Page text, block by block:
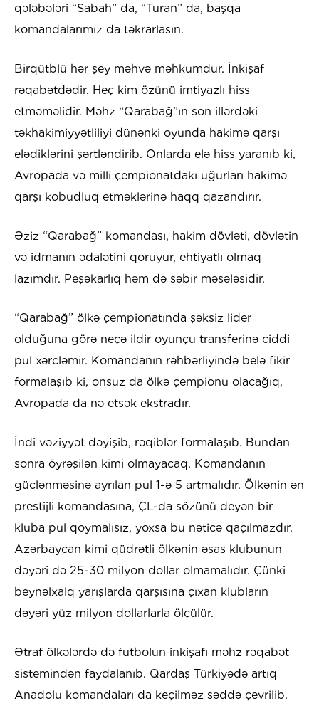
qələbələri “Sabah” da, “Turan” da, başqa
komandalarımız da təkrarlasın.
Birqütblü hər şey məhvə məhkumdur. İnkişaf
rəqabətdədir. Heç kim özünü imtiyazlı hiss
etməməlidir. Məhz “Qarabağ”ın son illərdəki
təkhakimiyyətliliyi dünənki oyunda hakimə qarşı
elədiklərini şərtləndirib. Onlarda elə hiss yaranıb ki,
Avropada və milli çempionatdakı uğurları hakimə
qarşı kobudluq etməklərinə haqq qazandırır.
Əziz “Qarabağ” komandası, hakim dövləti, dövlətin
və idmanın ədalətini qoruyur, ehtiyatlı olmaq
lazımdır. Peşəkarlıq həm də səbir məsələsidir.
“Qarabağ” ölkə çempionatında şəksiz lider
olduğuna görə neçə ildir oyunçu transferinə ciddi
pul xərcləmir. Komandanın rəhbərliyində belə fikir
formalaşıb ki, onsuz da ölkə çempionu olacağıq,
Avropada da nə etsək ekstradır.
İndi vəziyyət dəyişib, rəqiblər formalaşıb. Bundan
sonra öyrəşilən kimi olmayacaq. Komandanın
güclənməsinə ayrılan pul 1-ə 5 artmalıdır. Ölkənin ən
prestijli komandasına, ÇL-da sözünü deyən bir
kluba pul qoymalısız, yoxsa bu nəticə qaçılmazdır.
Azərbaycan kimi qüdrətli ölkənin əsas klubunun
dəyəri də 25-30 milyon dollar olmamalıdır. Çünki
beynəlxalq yarışlarda qarşısına çıxan klubların
dəyəri yüz milyon dollarlarla ölçülür.
Ətraf ölkələrdə də futbolun inkişafı məhz rəqabət
sistemindən faydalanıb. Qardaş Türkiyədə artıq
Anadolu komandaları da keçilməz səddə çevrilib.